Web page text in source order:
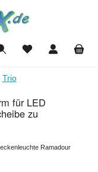
Du hast 0 Produkte
Trio
für LED
zu